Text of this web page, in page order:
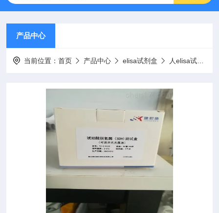
产品中心
当前位置：首页 产品中心 elisa试剂盒 人elisa试剂盒